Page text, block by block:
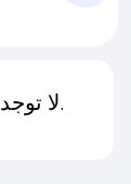
لا توجد كوبونات متاحة لـهذا المتجر حاليًا.